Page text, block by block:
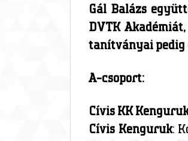
Gál Balázs
DVTK
tanítványai pedig
A-csoport:
Cívis KK
Cívis Kenguruk: